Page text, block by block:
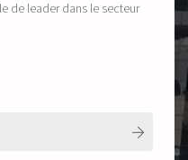
de leader dans le secteur